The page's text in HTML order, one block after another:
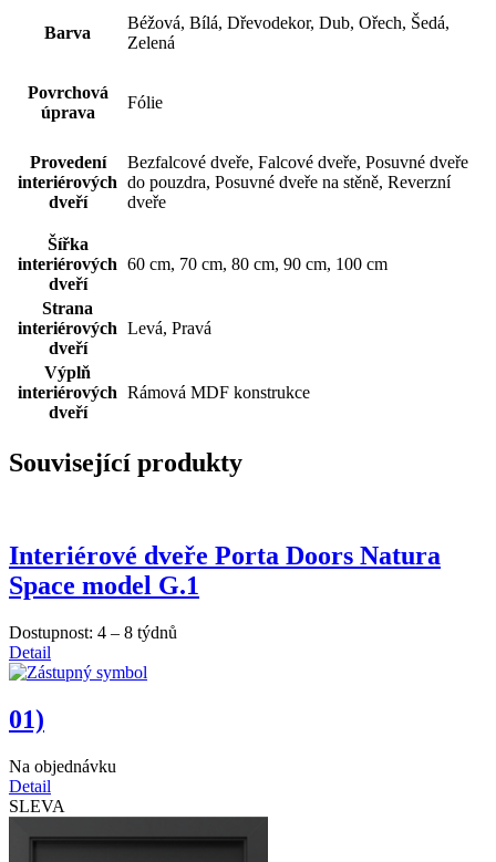
Barva
Béžová, Bílá, Dřevodekor, Dub, Ořech, Šedá,
Zelená
Povrchová
úprava
Fólie
Provedení
interiérových
dveří
Bezfalcové dveře, Falcové dveře, Posuvné dveře
do pouzdra, Posuvné dveře na stěně, Reverzní
dveře
Šířka
interiérových
dveří
60 cm, 70 cm, 80 cm, 90 cm, 100 cm
Strana
interiérových
dveří
Levá, Pravá
Výplň
interiérových
dveří
Rámová MDF konstrukce
Související produkty
Interiérové dveře Porta Doors Natura
Space model G.1
Dostupnost: 4 – 8 týdnů
Detail
01)
Na objednávku
Detail
SLEVA